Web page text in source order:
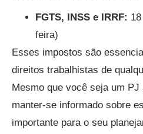
FGTS, INSS e IRRF:
feira)
Esses impostos são
direitos trabalhistas de
Mesmo que você seja um PJ
manter-se informado sobre
importante para o seu